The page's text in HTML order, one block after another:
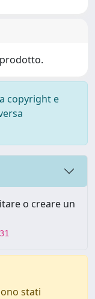
copyright e
o creare un
stati